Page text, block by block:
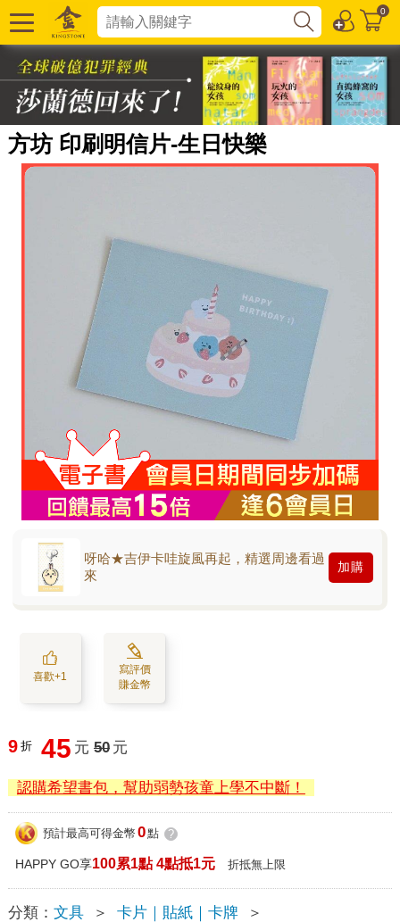
0
方坊 印刷明信片-生日快樂
呀哈★吉伊卡哇旋風再起，精選周邊看過
來
加購
喜歡+1
寫評價
賺金幣
9 折 45 元 50 元
認購希望書包，幫助弱勢孩童上學不中斷！
預計最高可得金幣 0點 ?
HAPPY GO享100累1點 4點抵1元 折抵無上限
分類： 文具 ＞ 卡片｜貼紙｜卡牌
＞